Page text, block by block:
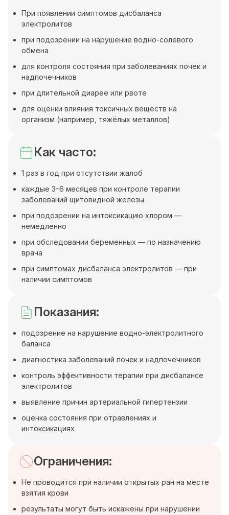
При появлении симптомов дисбаланса
электролитов
при подозрении на нарушение водно-солевого
обмена
для контроля состояния при заболеваниях почек и
надпочечников
при длительной диарее или рвоте
для оценки влияния токсичных веществ на
организм (например, тяжёлых металлов)
Как часто:
1 раз в год при отсутствии жалоб
каждые 3–6 месяцев при контроле терапии
заболеваний щитовидной железы
при подозрении на интоксикацию хлором —
немедленно
при обследовании беременных — по назначению
врача
при симптомах дисбаланса электролитов — при
наличии симптомов
Показания:
подозрение на нарушение водно-электролитного
баланса
диагностика заболеваний почек и надпочечников
контроль эффективности терапии при дисбалансе
электролитов
выявление причин артериальной гипертензии
оценка состояния при отравлениях и
интоксикациях
Ограничения:
Не проводится при наличии открытых ран на месте
взятия крови
результаты могут быть искажены при нарушении